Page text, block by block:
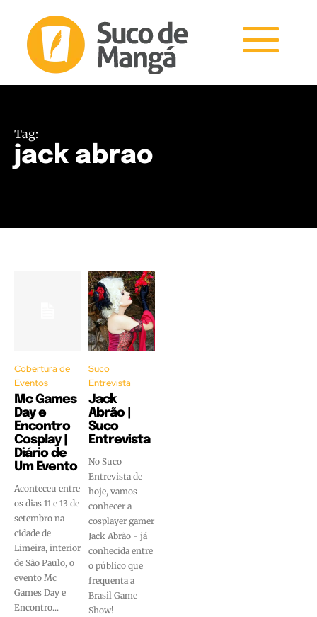
Tag:
jack abrao
Cobertura de
Eventos
Mc Games
Day e
Encontro
Cosplay |
Diário de
Um Evento
Aconteceu entre
os dias 11 e 13 de
setembro na
cidade de
Limeira, interior
de São Paulo, o
evento Mc
Games Day e
Encontro...
Suco
Entrevista
Jack
Abrão |
Suco
Entrevista
No Suco
Entrevista de
hoje, vamos
conhecer a
cosplayer gamer
Jack Abrão - já
conhecida entre
o público que
frequenta a
Brasil Game
Show!